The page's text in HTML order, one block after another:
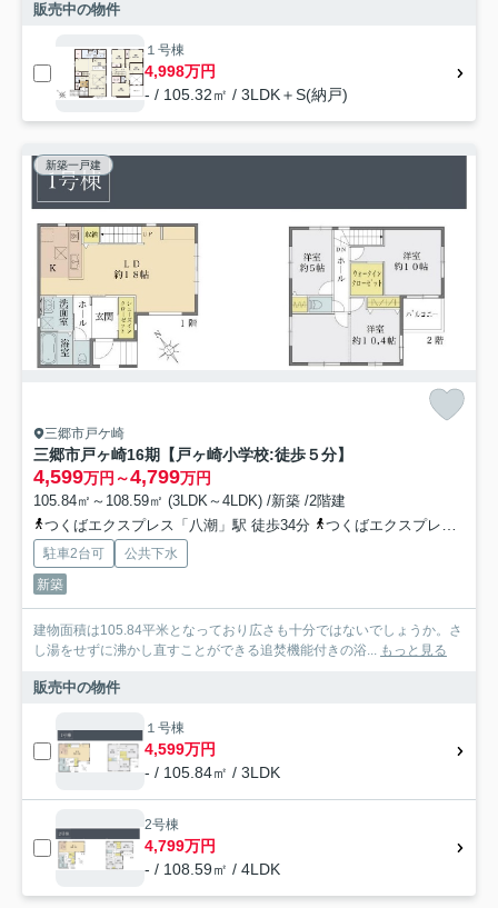
販売中の物件
１号棟
4,998万円
- / 105.32㎡ / 3LDK＋S(納戸)
新築一戸建
三郷市戸ケ崎
三郷市戸ヶ崎16期【戸ヶ崎小学校:徒歩５分】
4,599万円～4,799万円
105.84㎡～108.59㎡ (3LDK～4LDK) /新築 /2階建
つくばエクスプレス「八潮」駅 徒歩34分
つくばエクスプレス「三郷中央」駅 徒歩36分
駐車2台可
公共下水
新築
建物面積は105.84平米となっており広さも十分ではないでしょうか。さ
し湯をせずに沸かし直すことができる追焚機能付きの浴... もっと見る
販売中の物件
１号棟
4,599万円
- / 105.84㎡ / 3LDK
2号棟
4,799万円
- / 108.59㎡ / 4LDK